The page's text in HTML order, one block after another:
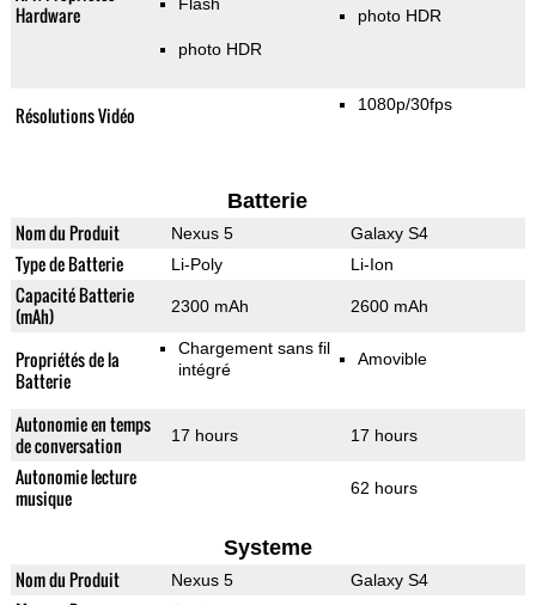
Hardware
photo HDR
photo HDR
Résolutions Vidéo 1080p/30fps
Batterie
Nom du Produit Nexus 5 Galaxy S4
Type de Batterie Li-Poly Li-Ion
Capacité Batterie
(mAh)
2300 mAh 2600 mAh
Propriétés de la
Batterie
Chargement sans fil
intégré
Amovible
Autonomie en temps
de conversation
17 hours 17 hours
Autonomie lecture
musique
62 hours
Systeme
Nom du Produit Nexus 5 Galaxy S4